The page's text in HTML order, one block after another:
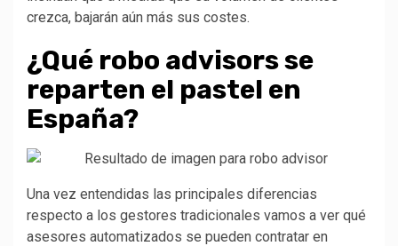
crezca, bajarán aún más sus costes.
¿Qué robo advisors se
reparten el pastel en
España?
Una vez entendidas las principales diferencias
respecto a los gestores tradicionales vamos a ver qué
asesores automatizados se pueden contratar en